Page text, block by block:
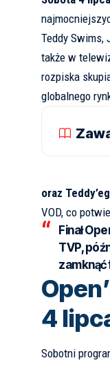
Teddy Swims,
także w
rozpiska
globalnego
oraz
VOD, co
Finał
TVP,
4
Sobotni